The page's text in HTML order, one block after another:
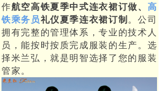
作航空高铁夏季中式连衣裙订做、 高
铁乘务员礼仪夏季连衣裙订制。公司
拥有完整的管理体系，专业的技术人
员，能按时按质完成服装的生产。选
择米兰弘，就是明智选择了您的服装
管家。